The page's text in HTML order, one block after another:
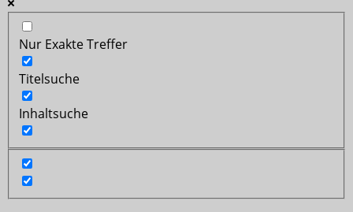
Nur Exakte Treffer
Titelsuche
Inhaltsuche